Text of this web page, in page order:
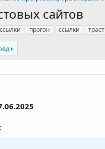
сайтов
прогон ссылки траст